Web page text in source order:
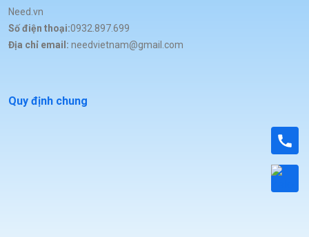
Need.vn
Số điện thoại:0932.897.699
Địa chỉ email: needvietnam@gmail.com
Quy định chung